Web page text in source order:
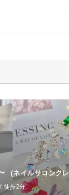
(ネイルサロンク
徒歩2分